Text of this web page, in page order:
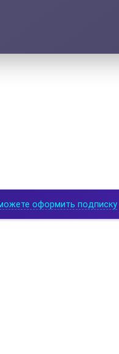
оформить подписку